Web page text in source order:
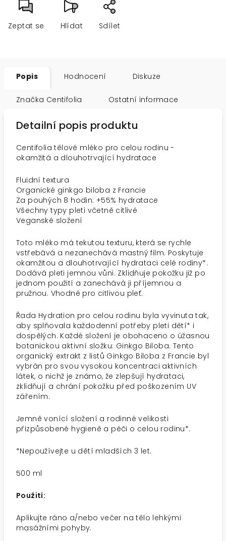
Zeptat se Hlídat Sdílet
Popis Hodnocení Diskuze
Značka Centifolia Ostatní informace
Detailní popis produktu
Centifolia tělové mléko pro celou rodinu -
okamžitá a dlouhotrvající hydratace
Fluidní textura
Organické ginkgo biloba z Francie
Za pouhých 8 hodin: +55% hydratace
Všechny typy pleti včetně citlivé
Veganské složení
Toto mléko má tekutou texturu, která se rychle
vstřebává a nezanechává mastný film. Poskytuje
okamžitou a dlouhotrvající hydrataci celé rodiny*.
Dodává pleti jemnou vůni. Zklidňuje pokožku již po
jednom použití a zanechává ji příjemnou a
pružnou. Vhodné pro citlivou pleť.
Řada Hydration pro celou rodinu byla vyvinuta tak,
aby splňovala každodenní potřeby pleti dětí* i
dospělých. Každé složení je obohaceno o úžasnou
botanickou aktivní složku: Ginkgo Biloba. Tento
organický extrakt z listů Ginkgo Biloba z Francie byl
vybrán pro svou vysokou koncentraci aktivních
látek, o nichž je známo, že zlepšují hydrataci,
zklidňují a chrání pokožku před poškozením UV
zářením.
Jemně vonící složení a rodinné velikosti
přizpůsobené hygieně a péči o celou rodinu*.
*Nepoužívejte u dětí mladších 3 let.
500 ml
Použití:
Aplikujte ráno a/nebo večer na tělo lehkými
masážními pohyby.